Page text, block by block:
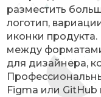
разместить
логотип,
иконки
между
для дизайнера,
Figma или